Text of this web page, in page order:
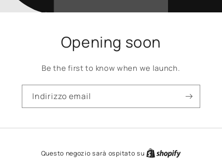
Opening soon
Be the first to know when we launch.
Indirizzo email
Questo negozio sarà ospitato su